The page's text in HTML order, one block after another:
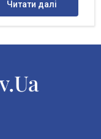
Читати далі